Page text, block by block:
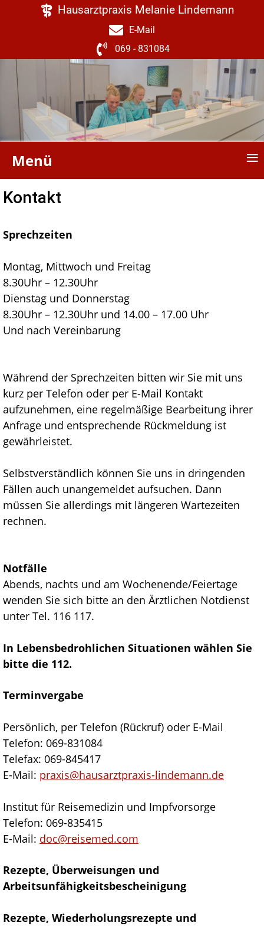
Hausarztpraxis Melanie Lindemann
E-Mail
069 - 831084
Menü ≡
Kontakt
Sprechzeiten
Montag, Mittwoch und Freitag
8.30Uhr – 12.30Uhr
Dienstag und Donnerstag
8.30Uhr – 12.30Uhr und 14.00 – 17.00 Uhr
Und nach Vereinbarung
Während der Sprechzeiten bitten wir Sie mit uns
kurz per Telefon oder per E-Mail Kontakt
aufzunehmen, eine regelmäßige Bearbeitung ihrer
Anfrage und entsprechende Rückmeldung ist
gewährleistet.
Selbstverständlich können Sie uns in dringenden
Fällen auch unangemeldet aufsuchen. Dann
müssen Sie allerdings mit längeren Wartezeiten
rechnen.
Notfälle
Abends, nachts und am Wochenende/Feiertage
wenden Sie sich bitte an den Ärztlichen Notdienst
unter Tel. 116 117.
In Lebensbedrohlichen Situationen wählen Sie
bitte die 112.
Terminvergabe
Persönlich, per Telefon (Rückruf) oder E-Mail
Telefon: 069-831084
Telefax: 069-845417
E-Mail: praxis@hausarztpraxis-lindemann.de
Institut für Reisemedizin und Impfvorsorge
Telefon: 069-835415
E-Mail: doc@reisemed.com
Rezepte, Überweisungen und
Arbeitsunfähigkeitsbescheinigung
Rezepte, Wiederholungsrezepte und